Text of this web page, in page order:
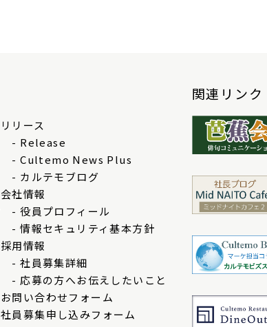
リリース
- Release
- Cultemo News Plus
- カルテモブログ
会社情報
- 役員プロフィール
- 情報セキュリティ基本方針
採用情報
- 社員募集詳細
- 応募の方へお伝えしたいこと
お問い合わせフォーム
社員募集申し込みフォーム
関連リンク